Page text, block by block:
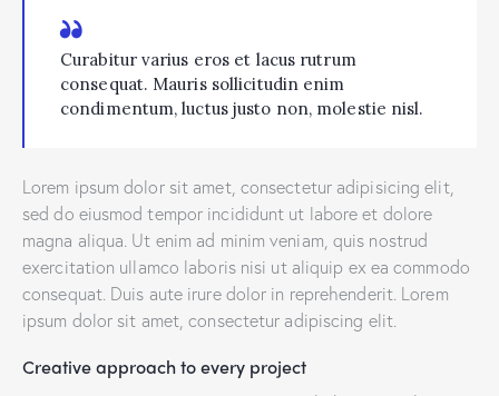
Curabitur varius eros et lacus rutrum
consequat. Mauris sollicitudin enim
condimentum, luctus justo non, molestie nisl.
Lorem ipsum dolor sit amet, consectetur adipisicing elit,
sed do eiusmod tempor incididunt ut labore et dolore
magna aliqua. Ut enim ad minim veniam, quis nostrud
exercitation ullamco laboris nisi ut aliquip ex ea commodo
consequat. Duis aute irure dolor in reprehenderit. Lorem
ipsum dolor sit amet, consectetur adipiscing elit.
Creative approach to every project